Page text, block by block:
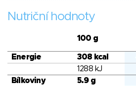
Nutriční hodnoty
100 g
Energie 308 kcal
1288 kJ
Bílkoviny
5.9 g